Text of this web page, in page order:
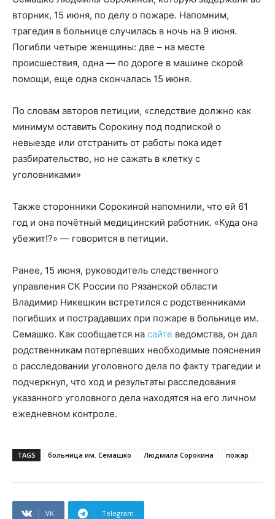
вторник, 15 июня, по делу о пожаре. Напомним,
трагедия в больнице случилась в ночь на 9 июня.
Погибли четыре женщины: две – на месте
происшествия, одна — по дороге в машине скорой
помощи, еще одна скончалась 15 июня.
По словам авторов петиции, «следствие должно как
минимум оставить Сорокину под подпиской о
невыезде или отстранить от работы пока идет
разбирательство, но не сажать в клетку с
уголовниками»
Также сторонники Сорокиной напомнили, что ей 61
год и она почётный медицинский работник. «Куда она
убежит!?» — говорится в петиции.
Ранее, 15 июня, руководитель следственного
управления СК России по Рязанской области
Владимир Никешкин встретился с родственниками
погибших и пострадавших при пожаре в больнице им.
Семашко. Как сообщается на сайте ведомства, он дал
родственникам потерпевших необходимые пояснения
о расследовании уголовного дела по факту трагедии и
подчеркнул, что ход и результаты расследования
указанного уголовного дела находятся на его личном
ежедневном контроле.
TAGS больница им. Семашко Людмила Сорокина пожар
VK Telegram